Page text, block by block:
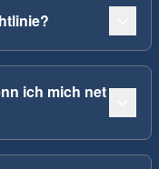
ich mich net